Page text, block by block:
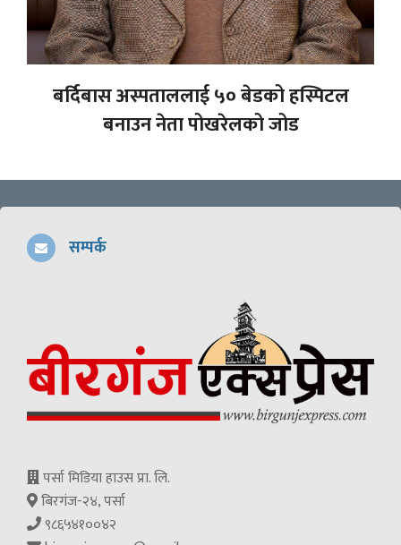
बर्दिबास अस्पताललाई ५० बेडको हस्पिटल
बनाउन नेता पोखरेलको जोड
सम्पर्क
पर्सा मिडिया हाउस प्रा. लि.
बिरगंज-२४, पर्सा
९८६५४१००४२